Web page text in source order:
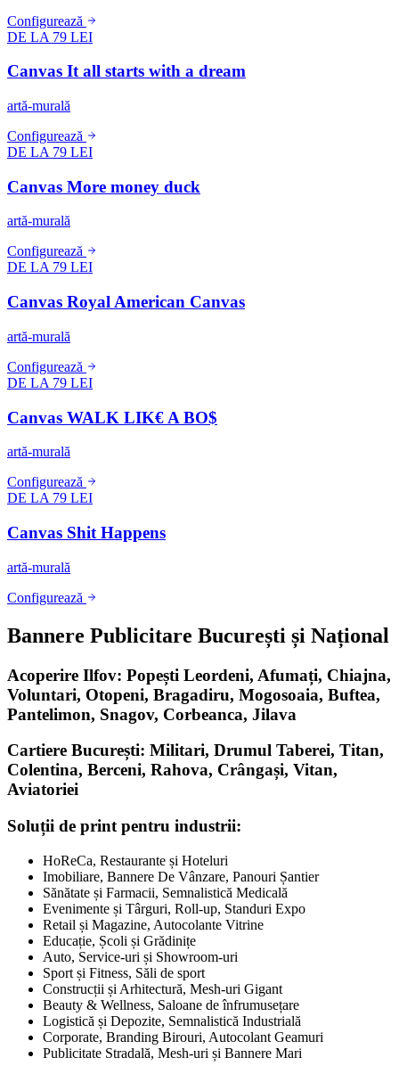
Configurează
DE LA 79 LEI
Canvas It all starts with a dream
artă-murală
Configurează
DE LA 79 LEI
Canvas More money duck
artă-murală
Configurează
DE LA 79 LEI
Canvas Royal American Canvas
artă-murală
Configurează
DE LA 79 LEI
Canvas WALK LIK€ A BO$
artă-murală
Configurează
DE LA 79 LEI
Canvas Shit Happens
artă-murală
Configurează
Bannere Publicitare București și Național
Acoperire Ilfov: Popești Leordeni, Afumați, Chiajna,
Voluntari, Otopeni, Bragadiru, Mogosoaia, Buftea,
Pantelimon, Snagov, Corbeanca, Jilava
Cartiere București: Militari, Drumul Taberei, Titan,
Colentina, Berceni, Rahova, Crângași, Vitan,
Aviatoriei
Soluții de print pentru industrii:
HoReCa, Restaurante și Hoteluri
Imobiliare, Bannere De Vânzare, Panouri Șantier
Sănătate și Farmacii, Semnalistică Medicală
Evenimente și Târguri, Roll-up, Standuri Expo
Retail și Magazine, Autocolante Vitrine
Educație, Școli și Grădinițe
Auto, Service-uri și Showroom-uri
Sport și Fitness, Săli de sport
Construcții și Arhitectură, Mesh-uri Gigant
Beauty & Wellness, Saloane de înfrumusețare
Logistică și Depozite, Semnalistică Industrială
Corporate, Branding Birouri, Autocolant Geamuri
Publicitate Stradală, Mesh-uri și Bannere Mari